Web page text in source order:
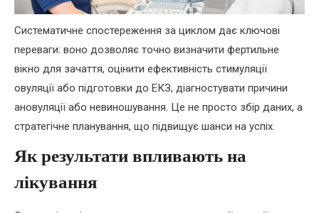
Систематичне спостереження за циклом дає ключові
переваги: воно дозволяє точно визначити фертильне
вікно для зачаття, оцінити ефективність стимуляції
овуляції або підготовки до ЕКЗ, діагностувати причини
ановуляції або невиношування. Це не просто збір даних, а
стратегічне планування, що підвищує шанси на успіх.
Як результати впливають на
лікування